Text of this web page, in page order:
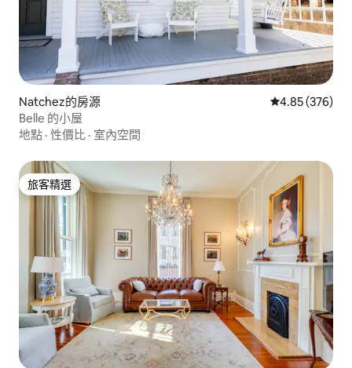
Natchez的房源 從 376 則評價
4.85 (376)
Belle 的小屋
地點 · 性價比 · 室內空間
旅客精選
旅客精選